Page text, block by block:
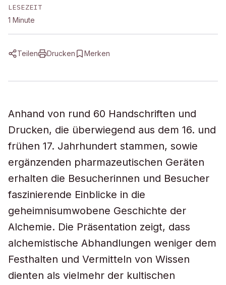
LESEZEIT
1 Minute
Teilen Drucken Merken
Anhand von rund 60 Handschriften und
Drucken, die überwiegend aus dem 16. und
frühen 17. Jahrhundert stammen, sowie
ergänzenden pharmazeutischen Geräten
erhalten die Besucherinnen und Besucher
faszinierende Einblicke in die
geheimnisumwobene Geschichte der
Alchemie. Die Präsentation zeigt, dass
alchemistische Abhandlungen weniger dem
Festhalten und Vermitteln von Wissen
dienten als vielmehr der kultischen